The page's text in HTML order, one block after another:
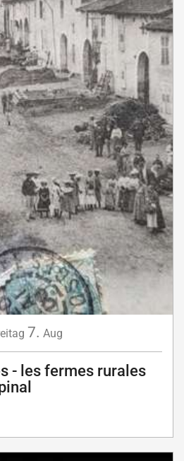
7. Aug
- les fermes rurales